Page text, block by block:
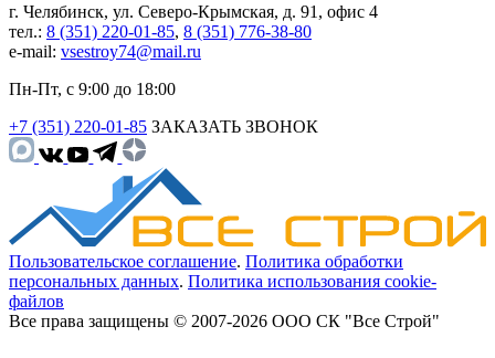
г. Челябинск, ул. Северо-Крымская, д. 91, офис 4
тел.: 8 (351) 220-01-85, 8 (351) 776-38-80
e-mail: vsestroy74@mail.ru
Пн-Пт, с 9:00 до 18:00
+7 (351) 220-01-85 ЗАКАЗАТЬ ЗВОНОК
Пользовательское соглашение. Политика обработки
персональных данных. Политика использования cookie-
файлов
Все права защищены © 2007-2026 ООО СК "Все Строй"